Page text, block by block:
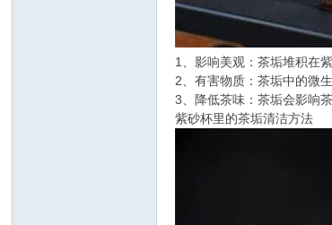
1、影响美观：茶垢堆积在
2、有害物质：茶垢中的微
3、降低茶味：茶垢会影响
紫砂杯里的茶垢清洁方法